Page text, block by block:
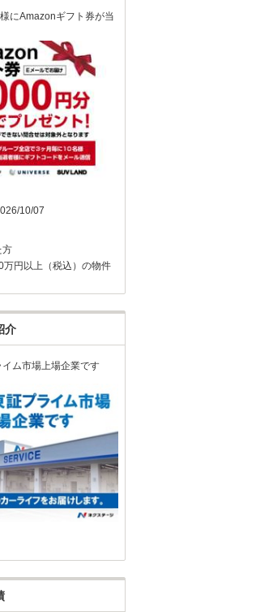
にAmazonギフト券が当
10/07
方
万円以上（税込）の物件
介
ム市場上場企業です